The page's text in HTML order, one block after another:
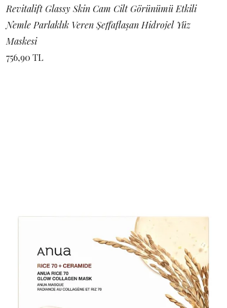
Revitalift Glassy Skin Cam Cilt Görünümü Etkili
Nemle Parlaklık Veren Şeffaflaşan Hidrojel Yüz
Maskesi
756,90 TL